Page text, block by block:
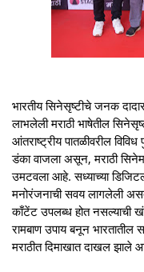
भारतीय सिनेसृष्टीचे जनक
लाभलेली मराठी भाषेतील
आंतराष्ट्रीय पातळीवरील
डंका वाजला असून, मराठी
उमटवला आहे. सध्याच्या
मनोरंजनाची सवय लागलेली
काँटेंट उपलब्ध होत नसल्याची
रामबाण उपाय बनून भारतातील
मराठीत दिमाखात दाखल झाले